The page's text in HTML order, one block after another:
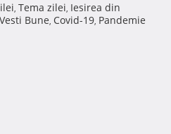
, Tema zilei, Iesirea din
Vesti Bune, Covid-19, Pandemie